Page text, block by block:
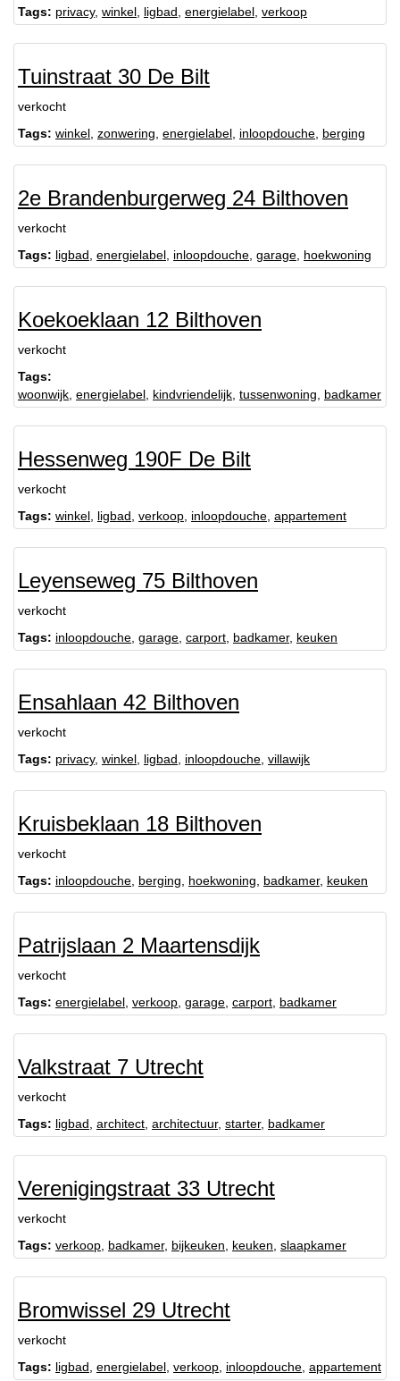
Tags: privacy, winkel ligbad energielabel verkoop
Tuinstraat 30 De Bilt
verkocht
Tags: winkel zonwering energielabel inloopdouche berging
2e Brandenburgerweg 24 Bilthoven
verkocht
Tags: ligbad energielabel inloopdouche garage hoekwoning
Koekoeklaan 12 Bilthoven
verkocht
Tags:
woonwijk energielabel kindvriendelijk tussenwoning badkamer
Hessenweg 190F De Bilt
verkocht
Tags: winkel ligbad verkoop inloopdouche appartement
Leyenseweg 75 Bilthoven
verkocht
Tags: inloopdouche garage carport badkamer, keuken
Ensahlaan 42 Bilthoven
verkocht
Tags: privacy, winkel ligbad inloopdouche villawijk
Kruisbeklaan 18 Bilthoven
verkocht
Tags: inloopdouche berging hoekwoning badkamer, keuken
Patrijslaan 2 Maartensdijk
verkocht
Tags: energielabel verkoop garage carport badkamer
Valkstraat 7 Utrecht
verkocht
Tags: ligbad architect architectuur, starter, badkamer
Verenigingstraat 33 Utrecht
verkocht
Tags: verkoop badkamer, bijkeuken keuken slaapkamer
Bromwissel 29 Utrecht
verkocht
Tags: ligbad energielabel verkoop inloopdouche appartement